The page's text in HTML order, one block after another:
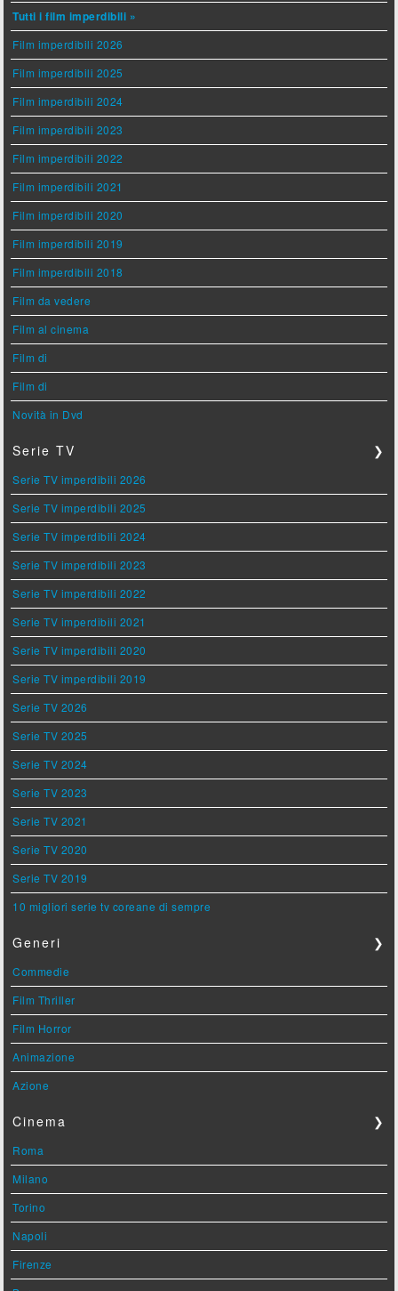
Tutti i film imperdibili »
Film imperdibili 2026
Film imperdibili 2025
Film imperdibili 2024
Film imperdibili 2023
Film imperdibili 2022
Film imperdibili 2021
Film imperdibili 2020
Film imperdibili 2019
Film imperdibili 2018
Film da vedere
Film al cinema
Film di
Film di
Novità in Dvd
Serie TV ❯
Serie TV imperdibili 2026
Serie TV imperdibili 2025
Serie TV imperdibili 2024
Serie TV imperdibili 2023
Serie TV imperdibili 2022
Serie TV imperdibili 2021
Serie TV imperdibili 2020
Serie TV imperdibili 2019
Serie TV 2026
Serie TV 2025
Serie TV 2024
Serie TV 2023
Serie TV 2021
Serie TV 2020
Serie TV 2019
10 migliori serie tv coreane di sempre
Generi ❯
Commedie
Film Thriller
Film Horror
Animazione
Azione
Cinema ❯
Roma
Milano
Torino
Napoli
Firenze